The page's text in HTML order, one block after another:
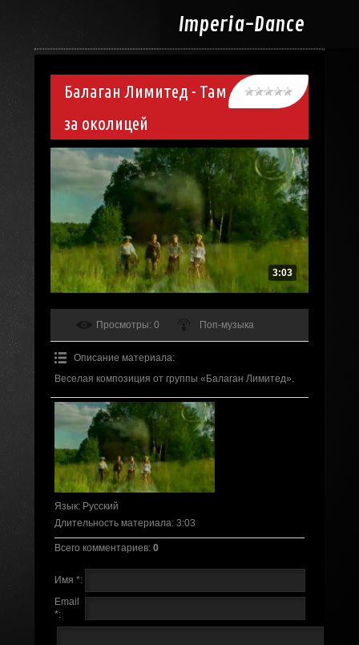
Imperia-Dance
Балаган Лимитед - Там
за околицей
3:03
Просмотры: 0 Поп-музыка
Описание материала:
Веселая композиция от группы «Балаган Лимитед».
Язык: Русский
Длительность материала: 3:03
Всего комментариев: 0
Имя *:
Email
*: